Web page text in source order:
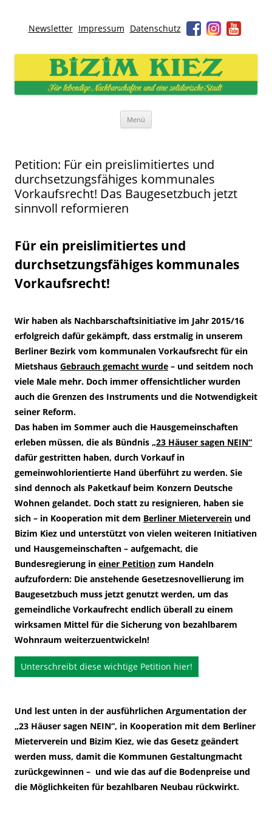
Newsletter Impressum Datenschutz
Bizim Kiez – Unser Kiez
Für lebendige Nachbarschaften und eine solidarische Stadt
Menü
Petition: Für ein preislimitiertes und
durchsetzungsfähiges kommunales
Vorkaufsrecht! Das Baugesetzbuch jetzt
sinnvoll reformieren
Für ein preislimitiertes und
durchsetzungsfähiges kommunales
Vorkaufsrecht!
Wir haben als Nachbarschaftsinitiative im Jahr 2015/16
erfolgreich dafür gekämpft, dass erstmalig in unserem
Berliner Bezirk vom kommunalen Vorkaufsrecht für ein
Mietshaus Gebrauch gemacht wurde – und seitdem noch
viele Male mehr. Doch immer offensichtlicher wurden
auch die Grenzen des Instruments und die Notwendigkeit
seiner Reform.
Das haben im Sommer auch die Hausgemeinschaften
erleben müssen, die als Bündnis „23 Häuser sagen NEIN“
dafür gestritten haben, durch Vorkauf in
gemeinwohlorientierte Hand überführt zu werden. Sie
sind dennoch als Paketkauf beim Konzern Deutsche
Wohnen gelandet. Doch statt zu resignieren, haben sie
sich – in Kooperation mit dem Berliner Mieterverein und
Bizim Kiez und unterstützt von vielen weiteren Initiativen
und Hausgemeinschaften – aufgemacht, die
Bundesregierung in einer Petition zum Handeln
aufzufordern: Die anstehende Gesetzesnovellierung im
Baugesetzbuch muss jetzt genutzt werden, um das
gemeindliche Vorkaufrecht endlich überall zu einem
wirksamen Mittel für die Sicherung von bezahlbarem
Wohnraum weiterzuentwickeln!
Unterschreibt diese wichtige Petition hier!
Und lest unten in der ausführlichen Argumentation der
„23 Häuser sagen NEIN“, in Kooperation mit dem Berliner
Mieterverein und Bizim Kiez, wie das Gesetz geändert
werden muss, damit die Kommunen Gestaltungmacht
zurückgewinnen – und wie das auf die Bodenpreise und
die Möglichkeiten für bezahlbaren Neubau rückwirkt.